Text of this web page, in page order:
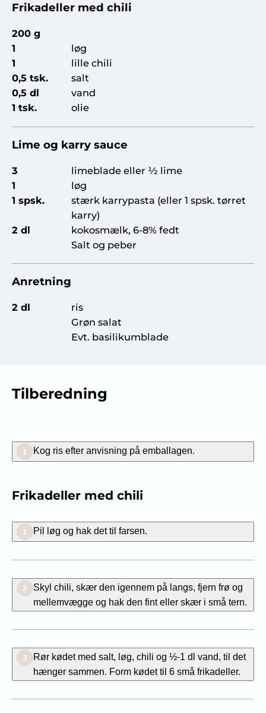
Frikadeller med chili
200 g
1
løg
1
lille chili
0,5 tsk.
salt
0,5 dl
vand
1 tsk.
olie
Lime og karry sauce
3
limeblade eller ½ lime
1
løg
1 spsk.
stærk karrypasta (eller 1 spsk. tørret
karry)
2 dl
kokosmælk, 6-8% fedt
Salt og peber
Anretning
2 dl
ris
Grøn salat
Evt. basilikumblade
Tilberedning
1 Kog ris efter anvisning på emballagen.
Frikadeller med chili
1 Pil løg og hak det til farsen.
2
Skyl chili, skær den igennem på langs, fjern frø og
mellemvægge og hak den fint eller skær i små tern.
3
Rør kødet med salt, løg, chili og ½-1 dl vand, til det
hænger sammen. Form kødet til 6 små frikadeller.